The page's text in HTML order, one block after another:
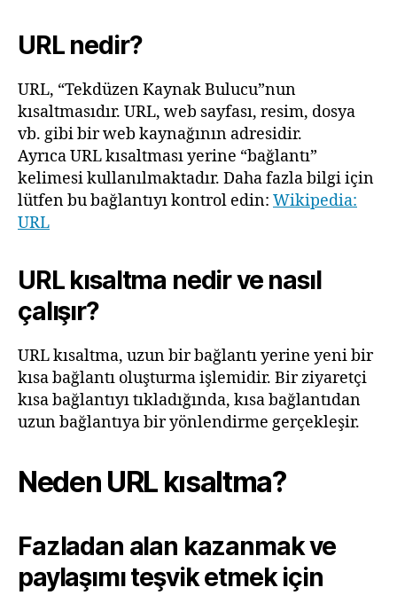
URL nedir?
URL, “Tekdüzen Kaynak Bulucu”nun
kısaltmasıdır. URL, web sayfası, resim, dosya
vb. gibi bir web kaynağının adresidir.
Ayrıca URL kısaltması yerine “bağlantı”
kelimesi kullanılmaktadır. Daha fazla bilgi için
lütfen bu bağlantıyı kontrol edin: Wikipedia:
URL
URL kısaltma nedir ve nasıl
çalışır?
URL kısaltma, uzun bir bağlantı yerine yeni bir
kısa bağlantı oluşturma işlemidir. Bir ziyaretçi
kısa bağlantıyı tıkladığında, kısa bağlantıdan
uzun bağlantıya bir yönlendirme gerçekleşir.
Neden URL kısaltma?
Fazladan alan kazanmak ve
paylaşımı teşvik etmek için